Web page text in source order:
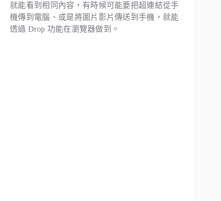
就能看到相同內容，有時候可能要把超連結從手
機傳到電腦、或是將圖片影片傳送到手機，就能
透過 Drop 功能在瀏覽器做到。